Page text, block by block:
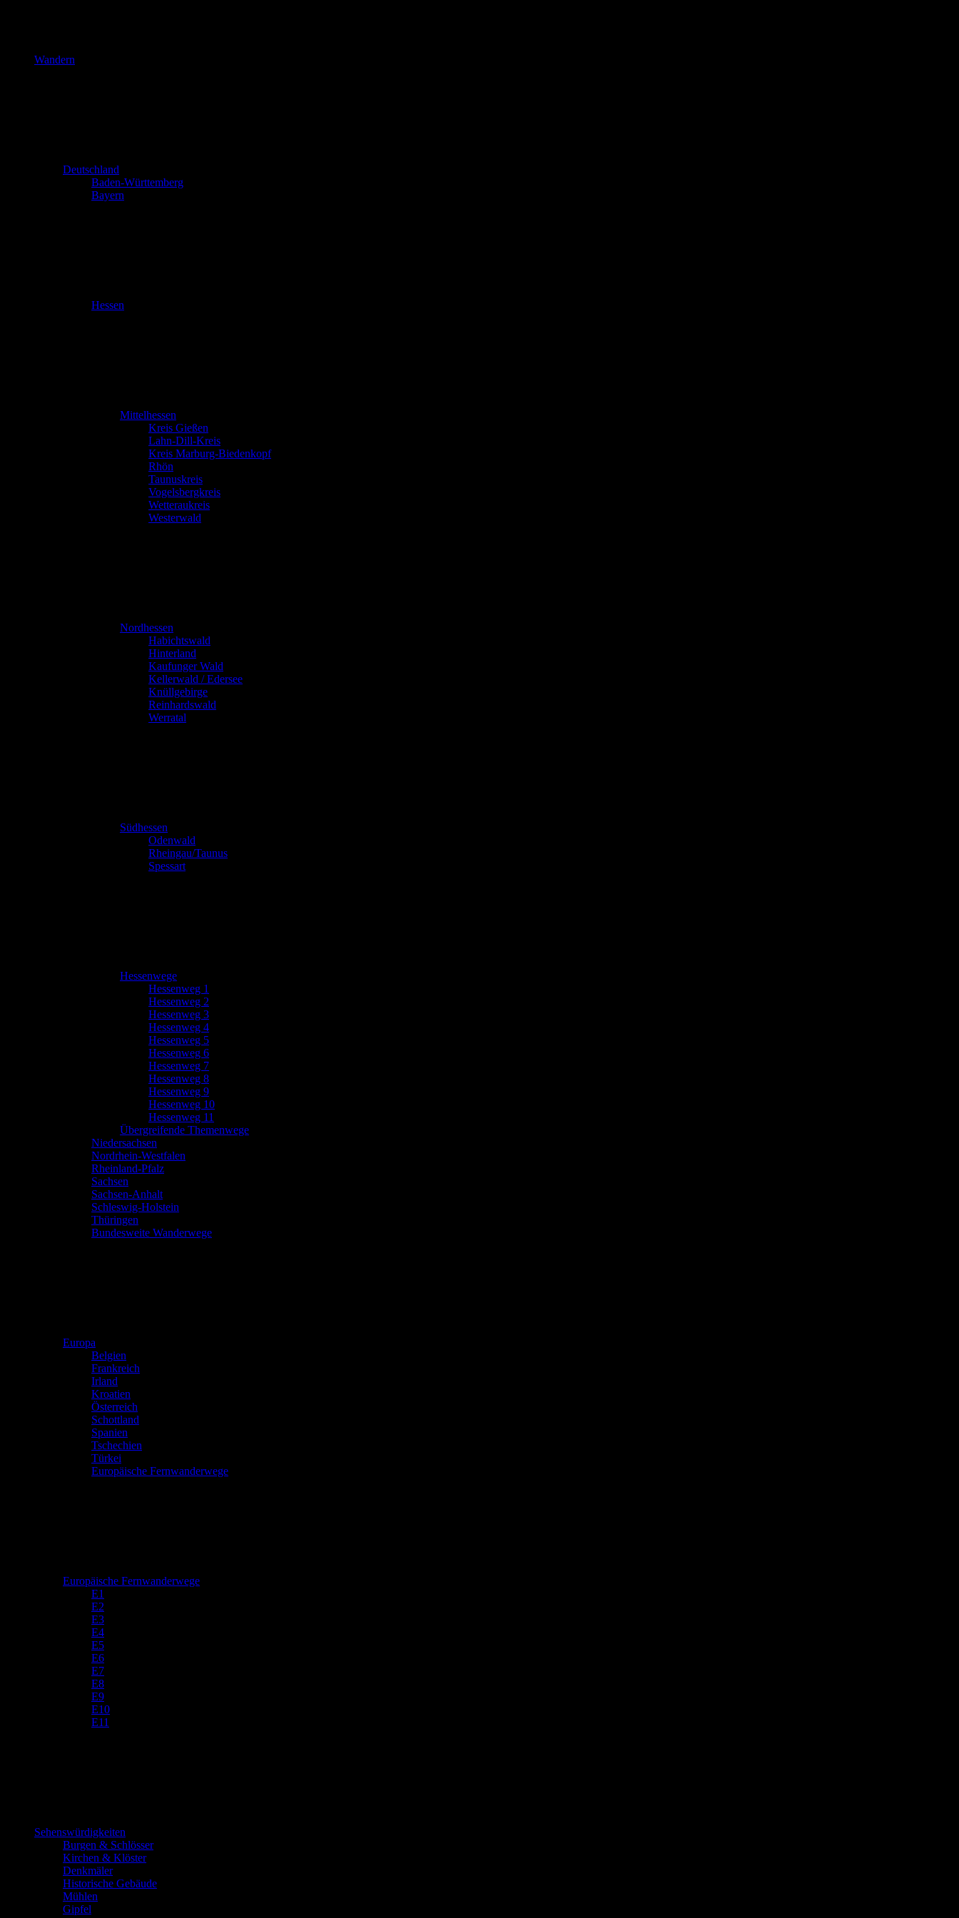
Wandern
Deutschland
Baden-Württemberg
Bayern
Hessen
Mittelhessen
Kreis Gießen
Lahn-Dill-Kreis
Kreis Marburg-Biedenkopf
Rhön
Taunuskreis
Vogelsbergkreis
Wetteraukreis
Westerwald
Nordhessen
Habichtswald
Hinterland
Kaufunger Wald
Kellerwald / Edersee
Knüllgebirge
Reinhardswald
Werratal
Südhessen
Odenwald
Rheingau/Taunus
Spessart
Hessenwege
Hessenweg 1
Hessenweg 2
Hessenweg 3
Hessenweg 4
Hessenweg 5
Hessenweg 6
Hessenweg 7
Hessenweg 8
Hessenweg 9
Hessenweg 10
Hessenweg 11
Übergreifende Themenwege
Niedersachsen
Nordrhein-Westfalen
Rheinland-Pfalz
Sachsen
Sachsen-Anhalt
Schleswig-Holstein
Thüringen
Bundesweite Wanderwege
Europa
Belgien
Frankreich
Irland
Kroatien
Österreich
Schottland
Spanien
Tschechien
Türkei
Europäische Fernwanderwege
Europäische Fernwanderwege
E1
E2
E3
E4
E5
E6
E7
E8
E9
E10
E11
Sehenswürdigkeiten
Burgen & Schlösser
Kirchen & Klöster
Denkmäler
Historische Gebäude
Mühlen
Gipfel